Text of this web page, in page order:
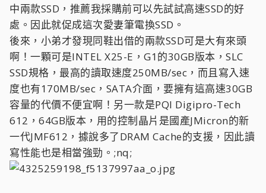
中兩款SSD，推薦我採購前可以先試試高速SSD的好
處。因此就促成這次愛妻筆電換SSD。
後來，小弟才發現同鞋出借的兩款SSD可是大有來頭
啊！一顆可是INTEL X25-E，G1的30GB版本，SLC
SSD規格，最高的讀取速度250MB/sec，而且寫入速
度也有170MB/sec，SATA介面，要擁有這高速30GB
容量的代價不便宜啊！另一款是PQI Digipro-Tech
612，64GB版本，用的控制晶片是國產JMicron的新
一代JMF612，據說多了DRAM Cache的支援，因此讀
寫性能也是相當強勁。;nq;